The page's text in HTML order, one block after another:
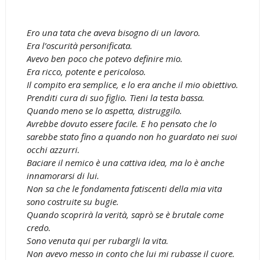
Ero una tata che aveva bisogno di un lavoro.
Era l’oscurità personificata.
Avevo ben poco che potevo definire mio.
Era ricco, potente e pericoloso.
Il compito era semplice, e lo era anche il mio obiettivo.
Prenditi cura di suo figlio. Tieni la testa bassa.
Quando meno se lo aspetta, distruggilo.
Avrebbe dovuto essere facile. E ho pensato che lo
sarebbe stato fino a quando non ho guardato nei suoi
occhi azzurri.
Baciare il nemico è una cattiva idea, ma lo è anche
innamorarsi di lui.
Non sa che le fondamenta fatiscenti della mia vita
sono costruite su bugie.
Quando scoprirà la verità, saprò se è brutale come
credo.
Sono venuta qui per rubargli la vita.
Non avevo messo in conto che lui mi rubasse il cuore.